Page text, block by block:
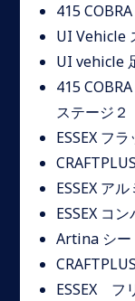
415
UI Vehicle
UI vehicle
415
ステージ２
ESSEX フ
ESSEX ア
ESSEX コ
Artina シー
ESSEX フ